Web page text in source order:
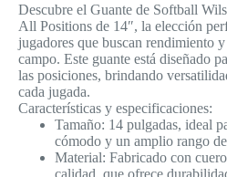
Descubre el Guante de Softball
All Positions de 14″, la elección
jugadores que buscan rendimiento
campo. Este guante está diseñado
las posiciones, brindando
cada jugada.
Características y especificaciones:
Tamaño: 14 pulgadas, ideal
cómodo y un amplio rango
Material: Fabricado con
calidad, que ofrece